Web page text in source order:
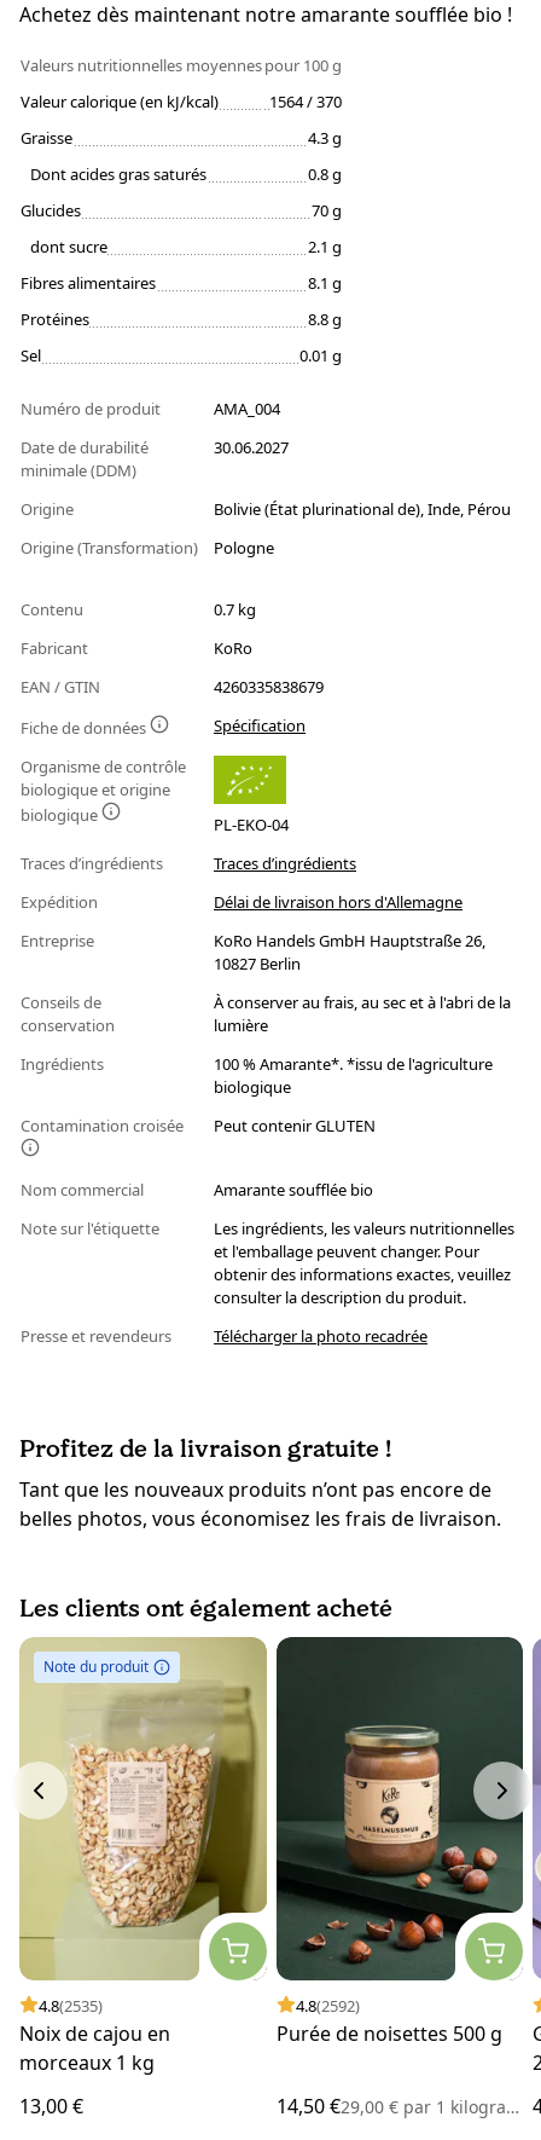
Achetez dès maintenant notre amarante soufflée bio !
Valeurs nutritionnelles moyennespour 100 g
Valeur calorique (en kJ/kcal)
1564 / 370
Graisse
4.3 g
Dont acides gras saturés
0.8 g
Glucides
70 g
dont sucre
2.1 g
Fibres alimentaires
8.1 g
Protéines
8.8 g
Sel
0.01 g
Numéro de produit
AMA_004
Date de durabilité
minimale (DDM)
30.06.2027
Origine
Bolivie (État plurinational de), Inde, Pérou
Origine (Transformation)
Pologne
Contenu
0.7 kg
Fabricant
KoRo
EAN / GTIN
4260335838679
Fiche de données
Spécification
Organisme de contrôle
biologique et origine
biologique
PL-EKO-04
Traces d’ingrédients
Traces d’ingrédients
Expédition
Délai de livraison hors d'Allemagne
Entreprise
KoRo Handels GmbH Hauptstraße 26,
10827 Berlin
Conseils de
conservation
À conserver au frais, au sec et à l'abri de la
lumière
Ingrédients
100 % Amarante*. *issu de l'agriculture
biologique
Contamination croisée
Peut contenir GLUTEN
Nom commercial
Amarante soufflée bio
Note sur l'étiquette
Les ingrédients, les valeurs nutritionnelles
et l'emballage peuvent changer. Pour
obtenir des informations exactes, veuillez
consulter la description du produit.
Presse et revendeurs
Télécharger la photo recadrée
Profitez de la livraison gratuite !
Tant que les nouveaux produits n’ont pas encore de
belles photos, vous économisez les frais de livraison.
Les clients ont également acheté
Note du produit
4.8(2535)
Noix de cajou en
morceaux 1 kg
13,00 €
4.8(2592)
Purée de noisettes 500 g
14,50 €29,00 € par1 kilogramme